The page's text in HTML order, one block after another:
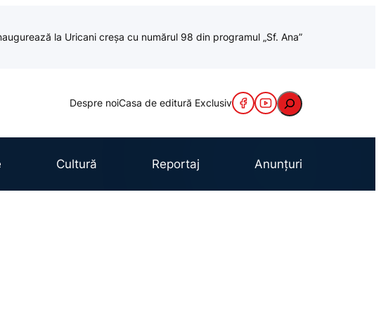
la Uricani creșa cu numărul 98 din programul „Sf. Ana”
Despre noiCasa de editură Exclusiv Caută
Cultură Reportaj Anunțuri